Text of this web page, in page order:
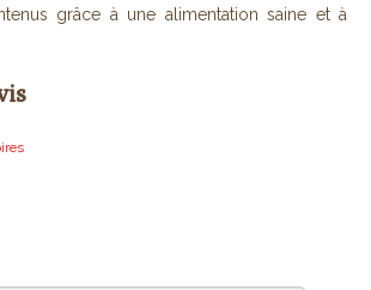
grâce à une alimentation saine et à